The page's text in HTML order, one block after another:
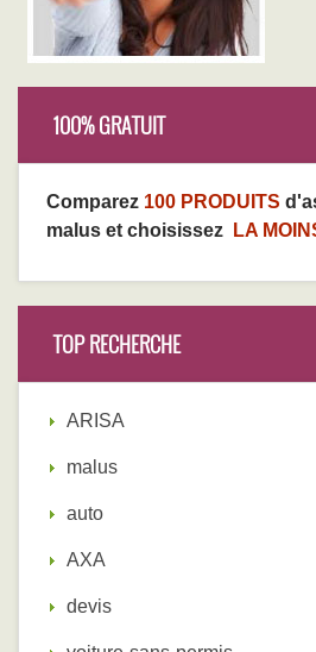
100% GRATUIT
Comparez 100 PRODUITS
malus et choisissez
LA
TOP RECHERCHE
ARISA
malus
auto
AXA
devis